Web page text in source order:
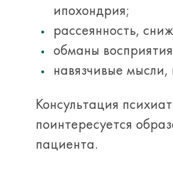
ипохондрия;
рассеянность,
обманы
навязчивые
Консультация
поинтересуется
пациента.